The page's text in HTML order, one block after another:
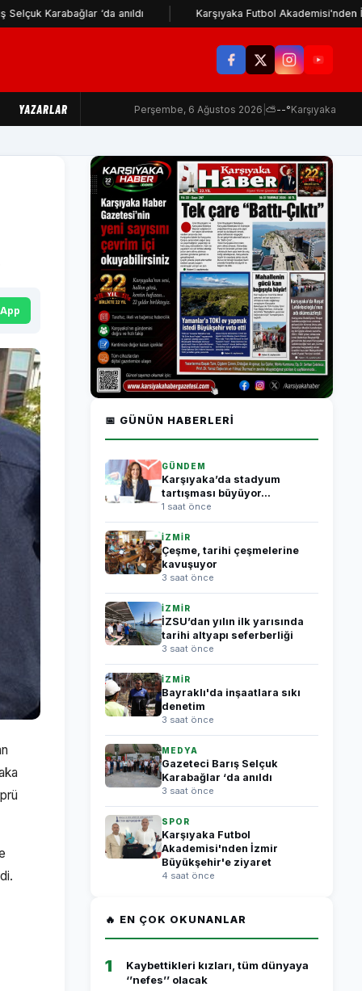
‘da anıldı Karşıyaka Futbol Akademisi'nden İzmir
YAZARLAR Perşembe, 6 Ağustos 2026 ⛅--°Karşıyaka
📅 GÜNÜN HABERLERI
GÜNDEM
Karşıyaka’da stadyum
tartışması büyüyor...
1 saat önce
İZMİR
Çeşme, tarihi çeşmelerine
kavuşuyor
3 saat önce
İZMİR
İZSU’dan yılın ilk yarısında
tarihi altyapı seferberliği
3 saat önce
İZMİR
Bayraklı'da inşaatlara sıkı
denetim
3 saat önce
MEDYA
Gazeteci Barış Selçuk
Karabağlar ‘da anıldı
3 saat önce
SPOR
Karşıyaka Futbol
Akademisi'nden İzmir
Büyükşehir'e ziyaret
4 saat önce
🔥 EN ÇOK OKUNANLAR
1
Kaybettikleri kızları, tüm dünyaya
‘’nefes’’ olacak